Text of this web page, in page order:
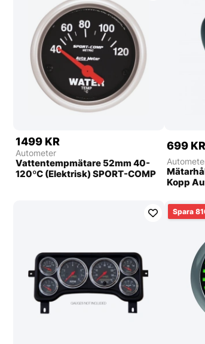
1499 KR
Autometer
Vattentempmätare 52mm 40-
120ºC (Elektrisk) SPORT-COMP
699 KR
Kopp